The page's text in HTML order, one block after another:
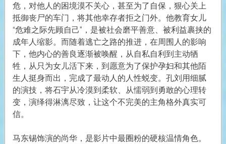
危，对他人的困境漠不关心，甚至为了自保，狠心关上
抵御丧尸的车门，将其他幸存者拒之门外。他教育女儿
“危难之际先顾自己”，是被社会磨平善意、被利益裹挟的
成年人缩影。而随着逃亡之路的推进，在周围人的影响
下，他内心的善良逐渐被唤醒，从自私自利到主动牺
牲，从只为女儿活下来，到愿意为了保护孕妇和其他陌
生人挺身而出，完成了最动人的人性蜕变。孔刘用细腻
的演技，将石宇从冷漠到柔软、从懦弱到勇敢的心理转
变，演绎得淋漓尽致，让这个不完美的主角格外真实可
信。
马东锡饰演的尚华，是影片中最圈粉的硬核温情角色。